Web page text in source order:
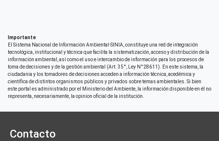
Importante
El Sistema Nacional de Información Ambiental-SINIA, constituye una red de integración
tecnológica, institucional y técnica que facilita la sistematización, acceso y distribución de la
información ambiental, así como el uso e intercambio de información para los procesos de
toma de decisiones y de la gestión ambiental (Art. 35°, Ley N°28611). En este sistema, la
ciudadania y los tomadores de decisiones acceden a información técnica, acedémica y
científica de distintos organismos públicos y privados sobre temas ambientales. Si bien
este portal es administrado por el Ministerio del Ambiente, la información disponible en él no
representa, necesariamente, la opinion oficial de la institución.
Contacto